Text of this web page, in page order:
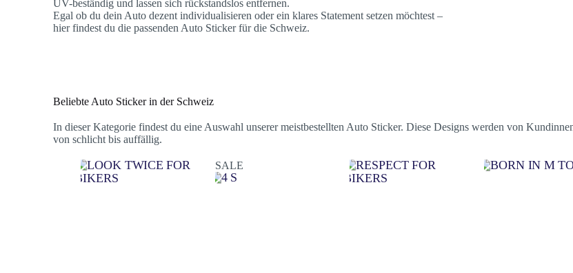
UV-beständig und lassen sich rückstandslos entfernen.
Egal ob du dein Auto dezent individualisieren oder ein klares Statement setzen möchtest –
hier findest du die passenden Auto Sticker für die Schweiz.
Beliebte Auto Sticker in der Schweiz
In dieser Kategorie findest du eine Auswahl unserer meistbestellten Auto Sticker. Diese Designs werden von
von schlicht bis auffällig.
SALE